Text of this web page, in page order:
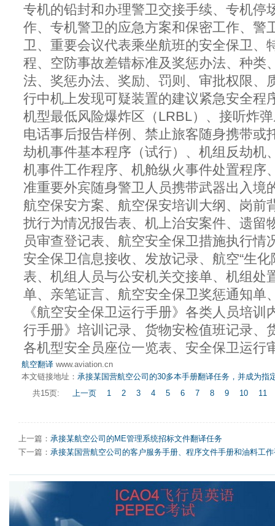
专机的铅封和办理警卫交接手续、专机停
作、专机警卫的应急方案和保密工作、警
卫、重要会议代表乘坐航班的安全保卫、
程、空防事故差错标准及奖惩办法、种类
法、奖惩办法、奖励、罚则、审批权限、
行中机上发现可疑装置的建议紧急安全程
机型最低风险爆炸区（LRBL）、接听炸
电话事后报告样例、禁止旅客随身携带或
劫机事件基本程序（试行）、机组反劫机
机事件工作程序、机舱纵火事件处置程序
准重要外宾随身警卫人员携带武器出入境
航空保安方案、航空保安培训大纲、岗前
扰行为情况报告表、机上治安案件、遗留
员审查登记表、航空安全保卫措施执行情
安全保卫信息接收、发放记录、航空“生
表、机组人员与公安机关交接单、机组处
单、亲笔证言、航空安全保卫奖惩通知单
《航空安全保卫运行手册》各类人员培
行手册》培训记录、货物安检值班记录、
各机型安全员座位一览表、安全保卫运行
航空翻译 www.aviation.cn
本文链接地址： 承接某国营航空公司的30多本手册翻译任务，并成为指
共15页:
上一页 1 2 3 4 5 6 7 8 9 10 11
上一篇： 承接某航空公司的ME管理系统招标文件翻译任务
下一篇： 承接某国营航空公司的客户服务手册、程序文件手册和油料工